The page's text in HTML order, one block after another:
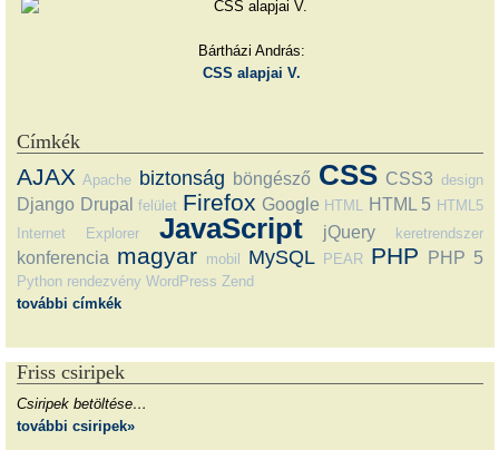
Bártházi András:
CSS alapjai V.
Címkék
AJAX Apache biztonság böngésző CSS CSS3 design
Django Drupal felület Firefox Google HTML HTML 5 HTML5
Internet Explorer
JavaScript jQuery keretrendszer
konferencia magyar mobil MySQL PEAR PHP PHP 5
Python rendezvény WordPress Zend
további címkék
Friss csiripek
Csiripek betöltése…
további csiripek»